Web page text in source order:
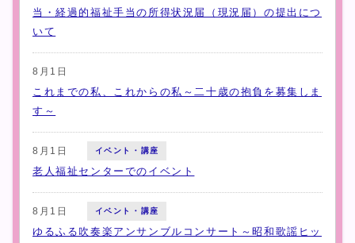
当・経過的福祉手当の所得状況届（現況届）の提出につ
いて
8月1日
これまでの私、これからの私～二十歳の抱負を募集しま
す～
8月1日 イベント・講座
老人福祉センターでのイベント
8月1日 イベント・講座
ゆるふる吹奏楽アンサンブルコンサート～昭和歌謡ヒッ